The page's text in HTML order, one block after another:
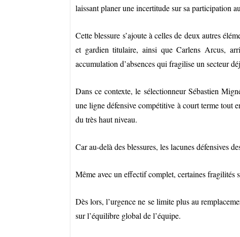
laissant planer une incertitude sur sa participation
Cette blessure s’ajoute à celles de deux autres
et gardien titulaire, ainsi que Carlens Arcus,
accumulation d’absences qui fragilise un secteur
Dans ce contexte, le sélectionneur Sébastien
une ligne défensive compétitive à court terme tout
du très haut niveau.
Car au-delà des blessures, les lacunes défensives
Même avec un effectif complet, certaines fragilités
Dès lors, l’urgence ne se limite plus au
sur l’équilibre global de l’équipe.